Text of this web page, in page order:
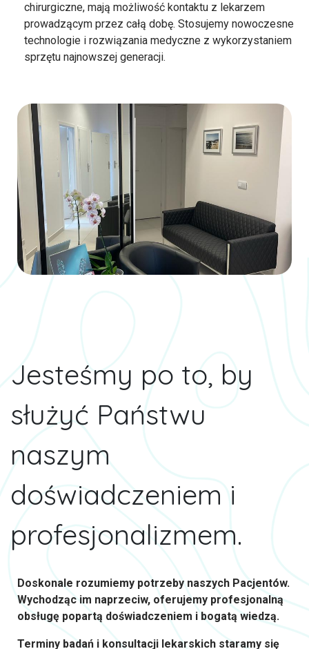
chirurgiczne, mają możliwość kontaktu z lekarzem
prowadzącym przez całą dobę. Stosujemy nowoczesne
technologie i rozwiązania medyczne z wykorzystaniem
sprzętu najnowszej generacji.
Jesteśmy po to, by
służyć Państwu
naszym
doświadczeniem i
profesjonalizmem.
Doskonale rozumiemy potrzeby naszych Pacjentów.
Wychodząc im naprzeciw, oferujemy profesjonalną
obsługę popartą doświadczeniem i bogatą wiedzą.
Terminy badań i konsultacji lekarskich staramy się